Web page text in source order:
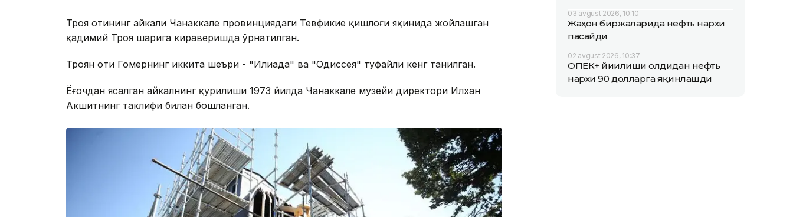
Троя отининг ҳайкали Чанаккале провинциядаги Тевфикие қишлоғи яқинида жойлашган
қадимий Троя шаҳрига кираверишда ўрнатилган.
Троян оти Гомернинг иккита шеъри - "Илиада" ва "Одиссея" туфайли кенг танилган.
Ёғочдан ясалган ҳайкалнинг қурилиши 1973 йилда Чанаккале музейи директори Илхан
Акшитнинг таклифи билан бошланган.
03 avgust 2026, 10:10
Жаҳон биржаларида нефть нархи
пасайди
02 avgust 2026, 10:37
ОПEК+ йиғилиши олдидан нефть
нархи 90 долларга яқинлашди